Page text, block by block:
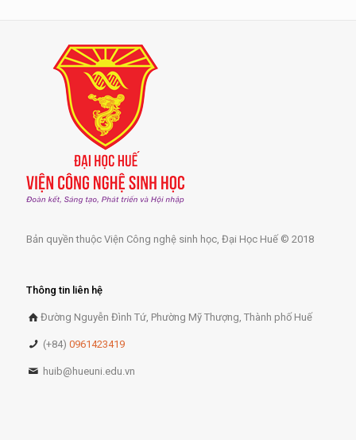
Bản quyền thuộc Viện Công nghệ sinh học, Đại Học Huế © 2018
Thông tin liên hệ
Đường Nguyễn Đình Tứ, Phường Mỹ Thượng, Thành phố Huế
(+84)0961423419
huib@hueuni.edu.vn